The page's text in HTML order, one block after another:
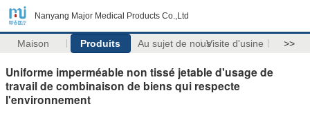
Nanyang Major Medical Products Co.,Ltd
Maison Produits Au sujet de nousVisite d'usine >>
Uniforme imperméable non tissé jetable d'usage de
travail de combinaison de biens qui respecte
l'environnement